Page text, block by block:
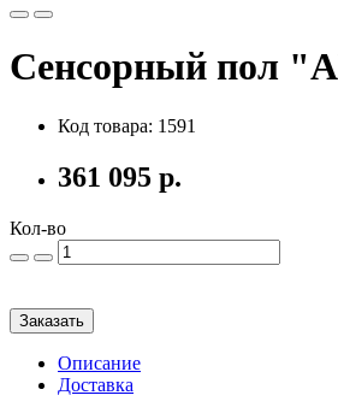
Сенсорный пол
Код товара: 1591
361 095 р.
Кол-во
Заказать
Описание
Доставка